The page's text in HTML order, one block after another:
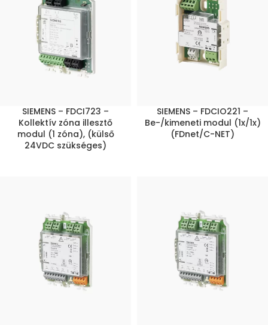
SIEMENS – FDCI723 –
Kollektív zóna illesztő
modul (1 zóna), (külső
24VDC szükséges)
SIEMENS – FDCIO221 –
Be-/kimeneti modul (1x/1x)
(FDnet/C-NET)